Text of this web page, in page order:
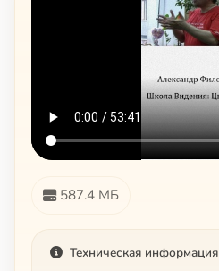
587.4 МБ
Техническая информация